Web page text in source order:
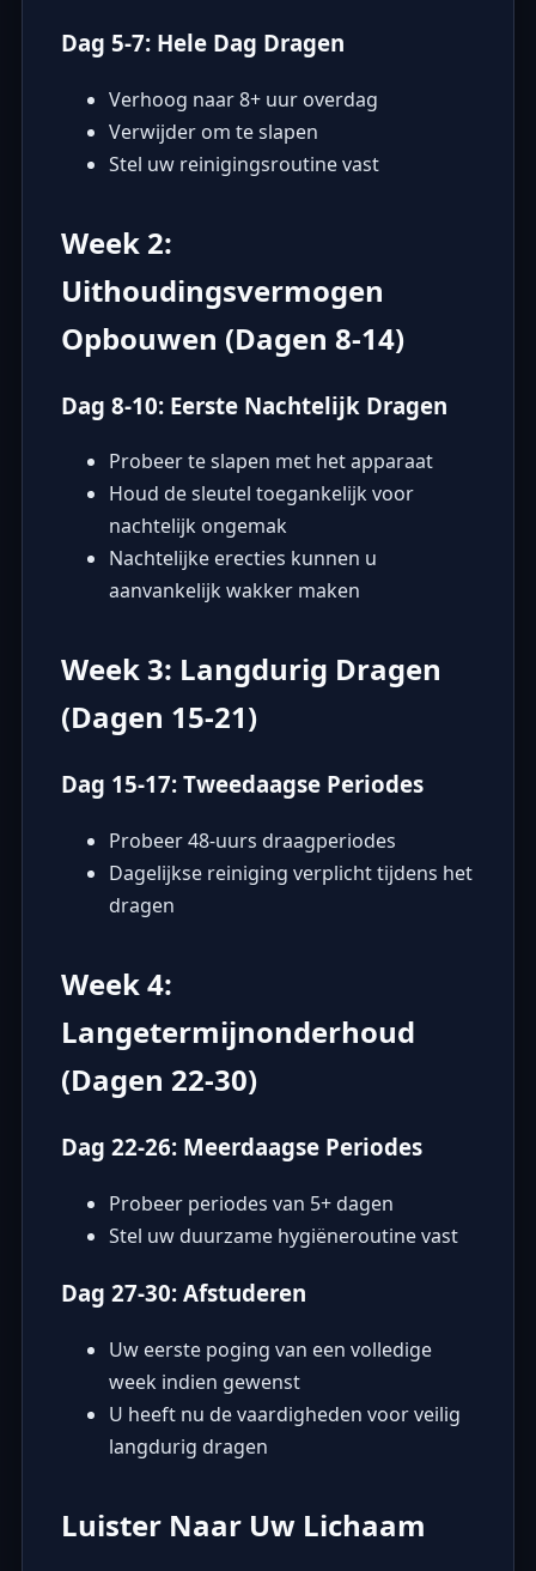
Dag 5-7: Hele Dag Dragen
Verhoog naar 8+ uur overdag
Verwijder om te slapen
Stel uw reinigingsroutine vast
Week 2:
Uithoudingsvermogen
Opbouwen (Dagen 8-14)
Dag 8-10: Eerste Nachtelijk Dragen
Probeer te slapen met het apparaat
Houd de sleutel toegankelijk voor
nachtelijk ongemak
Nachtelijke erecties kunnen u
aanvankelijk wakker maken
Week 3: Langdurig Dragen
(Dagen 15-21)
Dag 15-17: Tweedaagse Periodes
Probeer 48-uurs draagperiodes
Dagelijkse reiniging verplicht tijdens het
dragen
Week 4:
Langetermijnonderhoud
(Dagen 22-30)
Dag 22-26: Meerdaagse Periodes
Probeer periodes van 5+ dagen
Stel uw duurzame hygiëneroutine vast
Dag 27-30: Afstuderen
Uw eerste poging van een volledige
week indien gewenst
U heeft nu de vaardigheden voor veilig
langdurig dragen
Luister Naar Uw Lichaam